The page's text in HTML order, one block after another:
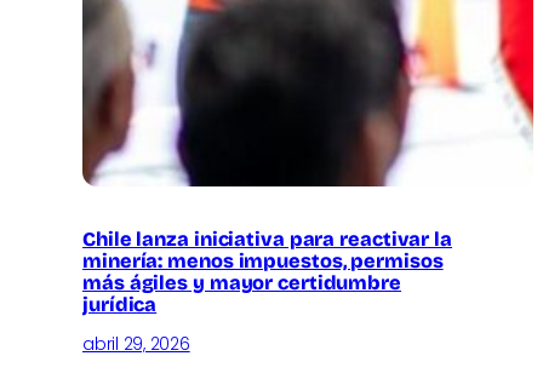
Chile lanza iniciativa para reactivar la
minería: menos impuestos, permisos
más ágiles y mayor certidumbre
jurídica
abril 29, 2026